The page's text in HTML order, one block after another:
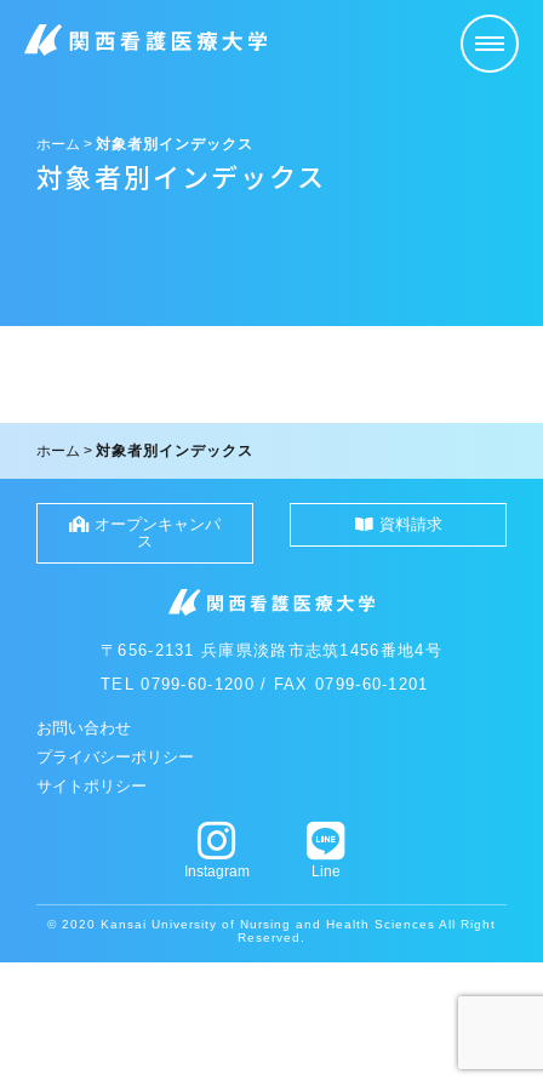
メニ
ホーム > 対象者別インデックス
対象者別インデックス
ホーム > 対象者別インデックス
オープンキャンパ
ス
資料請求
〒656-2131兵庫県淡路市志筑1456番地4号
TEL 0799-60-1200 / FAX 0799-60-1201
お問い合わせ
プライバシーポリシー
サイトポリシー
Instagram Line
© 2020 Kansai University of Nursing and Health Sciences All Right
Reserved.